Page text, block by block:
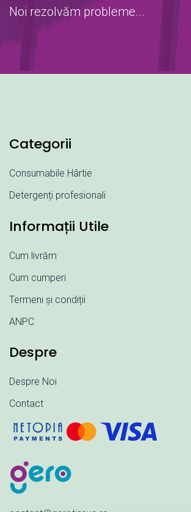
Noi rezolvăm probleme...
Categorii
Consumabile Hârtie
Detergenți profesionali
Informații Utile
Cum livrăm
Cum cumperi
Termeni și condiții
ANPC
Despre
Despre Noi
Contact